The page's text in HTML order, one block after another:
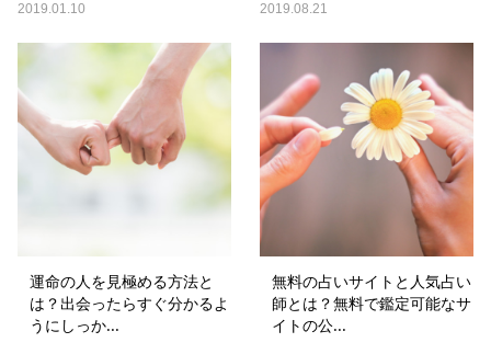
2019.01.10 2019.08.21
運命の人を見極める方法と
は？出会ったらすぐ分かるよ
うにしっか...
無料の占いサイトと人気占い
師とは？無料で鑑定可能なサ
イトの公...